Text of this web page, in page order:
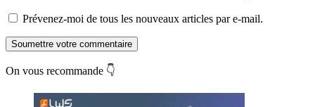
Prévenez-moi de tous les nouveaux articles par e-mail.
Soumettre votre commentaire
On vous recommande 👇